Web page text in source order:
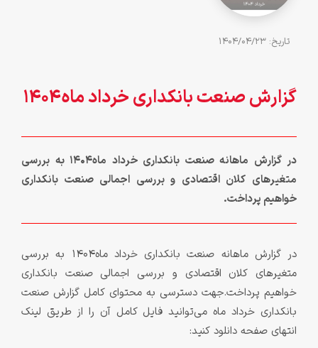
تاريخ: 1404/04/23
گزارش صنعت بانکداری خرداد ماه1404
در گزارش ماهانه صنعت بانکداری خرداد ماه1404 به بررسی
متغیرهای کلان اقتصادی و بررسی اجمالی صنعت بانکداری
خواهیم پرداخت.
در گزارش ماهانه صنعت بانکداری خرداد ماه1404 به بررسی
متغیرهای کلان اقتصادی و بررسی اجمالی صنعت بانکداری
خواهیم پرداخت.جهت دسترسی به محتوای کامل گزارش صنعت
بانکداری خرداد ماه می‌توانید فایل کامل آن را از طریق لینک
انتهای صفحه دانلود کنید: